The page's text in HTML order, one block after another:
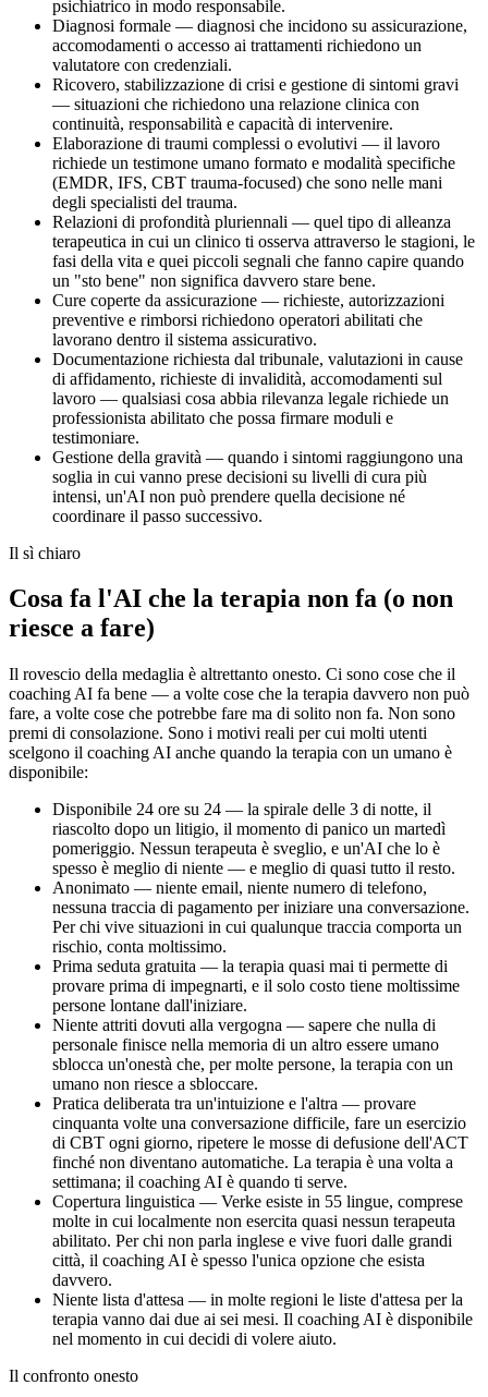
psichiatrico in modo responsabile.
Diagnosi formale — diagnosi che incidono su assicurazione,
accomodamenti o accesso ai trattamenti richiedono un
valutatore con credenziali.
Ricovero, stabilizzazione di crisi e gestione di sintomi gravi
— situazioni che richiedono una relazione clinica con
continuità, responsabilità e capacità di intervenire.
Elaborazione di traumi complessi o evolutivi — il lavoro
richiede un testimone umano formato e modalità specifiche
(EMDR, IFS, CBT trauma-focused) che sono nelle mani
degli specialisti del trauma.
Relazioni di profondità pluriennali — quel tipo di alleanza
terapeutica in cui un clinico ti osserva attraverso le stagioni, le
fasi della vita e quei piccoli segnali che fanno capire quando
un "sto bene" non significa davvero stare bene.
Cure coperte da assicurazione — richieste, autorizzazioni
preventive e rimborsi richiedono operatori abilitati che
lavorano dentro il sistema assicurativo.
Documentazione richiesta dal tribunale, valutazioni in cause
di affidamento, richieste di invalidità, accomodamenti sul
lavoro — qualsiasi cosa abbia rilevanza legale richiede un
professionista abilitato che possa firmare moduli e
testimoniare.
Gestione della gravità — quando i sintomi raggiungono una
soglia in cui vanno prese decisioni su livelli di cura più
intensi, un'AI non può prendere quella decisione né
coordinare il passo successivo.
Il sì chiaro
Cosa fa l'AI che la terapia non fa (o non
riesce a fare)
Il rovescio della medaglia è altrettanto onesto. Ci sono cose che il
coaching AI fa bene — a volte cose che la terapia davvero non può
fare, a volte cose che potrebbe fare ma di solito non fa. Non sono
premi di consolazione. Sono i motivi reali per cui molti utenti
scelgono il coaching AI anche quando la terapia con un umano è
disponibile:
Disponibile 24 ore su 24 — la spirale delle 3 di notte, il
riascolto dopo un litigio, il momento di panico un martedì
pomeriggio. Nessun terapeuta è sveglio, e un'AI che lo è
spesso è meglio di niente — e meglio di quasi tutto il resto.
Anonimato — niente email, niente numero di telefono,
nessuna traccia di pagamento per iniziare una conversazione.
Per chi vive situazioni in cui qualunque traccia comporta un
rischio, conta moltissimo.
Prima seduta gratuita — la terapia quasi mai ti permette di
provare prima di impegnarti, e il solo costo tiene moltissime
persone lontane dall'iniziare.
Niente attriti dovuti alla vergogna — sapere che nulla di
personale finisce nella memoria di un altro essere umano
sblocca un'onestà che, per molte persone, la terapia con un
umano non riesce a sbloccare.
Pratica deliberata tra un'intuizione e l'altra — provare
cinquanta volte una conversazione difficile, fare un esercizio
di CBT ogni giorno, ripetere le mosse di defusione dell'ACT
finché non diventano automatiche. La terapia è una volta a
settimana; il coaching AI è quando ti serve.
Copertura linguistica — Verke esiste in 55 lingue, comprese
molte in cui localmente non esercita quasi nessun terapeuta
abilitato. Per chi non parla inglese e vive fuori dalle grandi
città, il coaching AI è spesso l'unica opzione che esista
davvero.
Niente lista d'attesa — in molte regioni le liste d'attesa per la
terapia vanno dai due ai sei mesi. Il coaching AI è disponibile
nel momento in cui decidi di volere aiuto.
Il confronto onesto